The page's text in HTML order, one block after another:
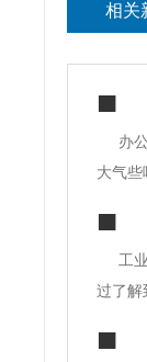
相关
办
大气
编给
工
过了解
明。